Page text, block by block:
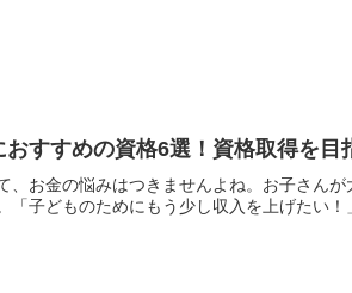
おすすめの資格6選！資格取得を
、お金の悩みはつきませんよね。お子さん
「子どものためにもう少し収入を上げたい